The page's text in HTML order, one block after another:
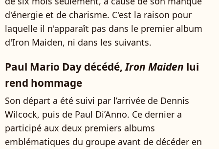
d'énergie et de charisme. C'est la raison pour
laquelle il n'apparaît pas dans le premier album
d'Iron Maiden, ni dans les suivants.
Paul Mario Day décédé,Iron Maiden lui
rend hommage
Son départ a été suivi par l’arrivée de Dennis
Wilcock, puis de Paul Di’Anno. Ce dernier a
participé aux deux premiers albums
emblématiques du groupe avant de décéder en